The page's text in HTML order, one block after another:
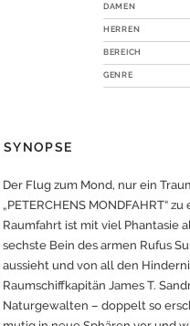
DAMEN
HERREN
BEREICH
GENRE
SYNOPSE
Der Flug zum Mond, nur ein
„PETERCHENS MONDFAHRT“
Raumfahrt ist mit viel Phantasie
sechste Bein des armen Rufus
aussieht und von all den
Raumschiffkapitän James T.
Naturgewalten – doppelt so